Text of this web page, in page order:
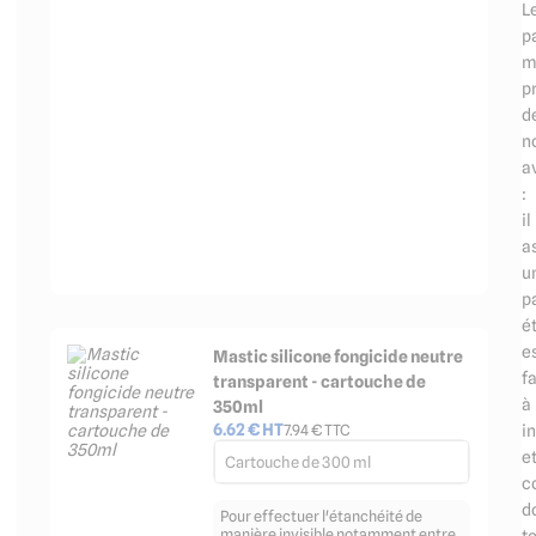
Mastic silicone fongicide neutre
transparent - cartouche de
350ml
6.62€ HT7.94€ TTC
Cartouche de 300 ml
Pour effectuer l'étanchéité de
:
il
à
et